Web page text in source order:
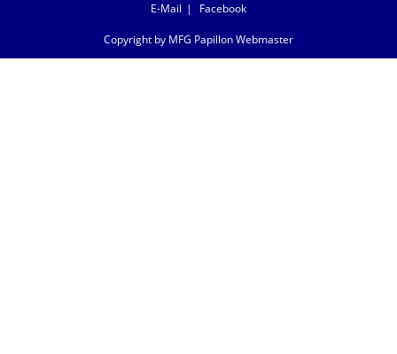
E-Mail Facebook
Copyright by MFG Papillon Webmaster